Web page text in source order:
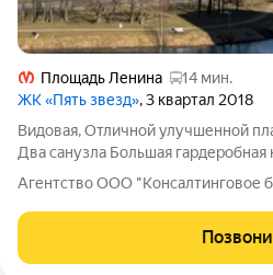
Площадь Ленина
14 мин.
ЖК «Пять звезд», 3 квартал 2018
Видовая, Отличной улучшенной
Два санузла Большая гардеробная
гостиной и двумя просторными
гармоничным дизайнерским
и престижном ЖК "Пять
Агентство ООО "Консалтинговое